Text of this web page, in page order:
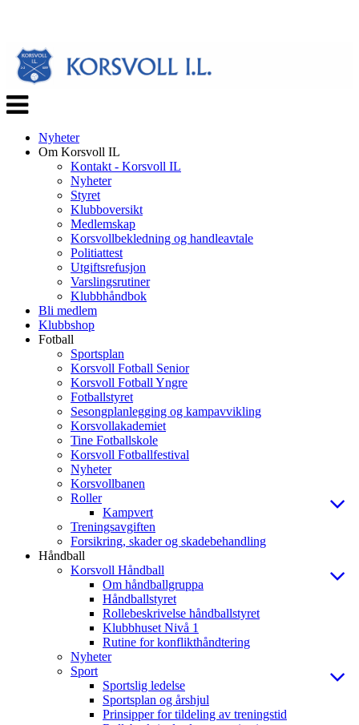
Veksle
navigasjon
Nyheter
Om Korsvoll IL
Kontakt - Korsvoll IL
Nyheter
Styret
Klubboversikt
Medlemskap
Korsvollbekledning og handleavtale
Politiattest
Utgiftsrefusjon
Varslingsrutiner
Klubbhåndbok
Bli medlem
Klubbshop
Fotball
Sportsplan
Korsvoll Fotball Senior
Korsvoll Fotball Yngre
Fotballstyret
Sesongplanlegging og kampavvikling
Korsvollakademiet
Tine Fotballskole
Korsvoll Fotballfestival
Nyheter
Korsvollbanen
Roller
Kampvert
Treningsavgiften
Forsikring, skader og skadebehandling
Håndball
Korsvoll Håndball
Om håndballgruppa
Håndballstyret
Rollebeskrivelse håndballstyret
Klubbhuset Nivå 1
Rutine for konflikthåndtering
Nyheter
Sport
Sportslig ledelse
Sportsplan og årshjul
Prinsipper for tildeling av treningstid